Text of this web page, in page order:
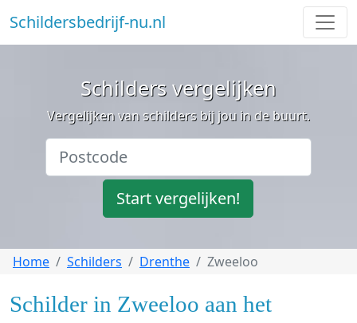
Schildersbedrijf-nu.nl
Schilders vergelijken
Vergelijken van schilders bij jou in de buurt.
Start vergelijken!
Home Schilders Drenthe Zweeloo
Schilder in Zweeloo aan het